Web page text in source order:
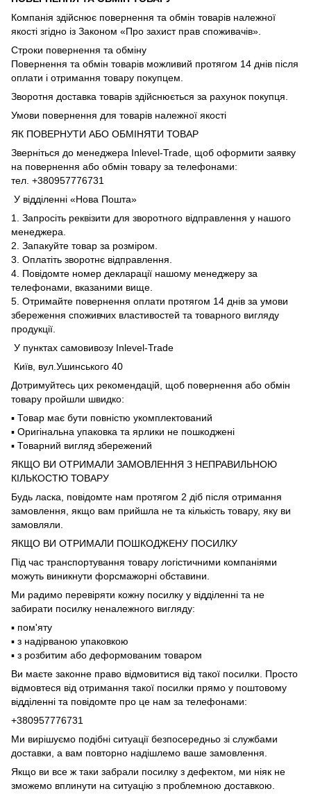
Компанія здійснює повернення та обмін товарів належної
якості згідно із Законом «Про захист прав споживачів».
Строки повернення та обміну
Повернення та обмін товарів можливий протягом 14 днів після
оплати і отримання товару покупцем.
Зворотня доставка товарів здійснюється за рахунок покупця.
Умови повернення для товарів належної якості
ЯК ПОВЕРНУТИ АБО ОБМІНЯТИ ТОВАР
Зверніться до менеджера Inlevel-Trade, щоб оформити заявку
на повернення або обмін товару за телефонами:
тел. +380957776731
У відділенні «Нова Пошта»
1. Запросіть реквізити для зворотного відправлення у нашого
менеджера.
2. Запакуйте товар за розміром.
3. Оплатіть зворотнє відправлення.
4. Повідомте номер декларації нашому менеджеру за
телефонами, вказаними вище.
5. Отримайте повернення оплати протягом 14 днів за умови
збереження споживчих властивостей та товарного вигляду
продукції.
У пунктах самовивозу Inlevel-Trade
Київ, вул.Ушинського 40
Дотримуйтесь цих рекомендацій, щоб повернення або обмін
товару пройшли швидко:
▪️ Товар має бути повністю укомплектований
▪️ Оригінальна упаковка та ярлики не пошкоджені
▪️ Товарний вигляд збережений
ЯКЩО ВИ ОТРИМАЛИ ЗАМОВЛЕННЯ З НЕПРАВИЛЬНОЮ
КІЛЬКОСТЮ ТОВАРУ
Будь ласка, повідомте нам протягом 2 діб після отримання
замовлення, якщо вам прийшла не та кількість товару, яку ви
замовляли.
ЯКЩО ВИ ОТРИМАЛИ ПОШКОДЖЕНУ ПОСИЛКУ
Під час транспортування товару логістичними компаніями
можуть виникнути форсмажорні обставини.
Ми радимо перевіряти кожну посилку у відділенні та не
забирати посилку неналежного вигляду:
▪️ пом'яту
▪️ з надірваною упаковкою
▪️ з розбитим або деформованим товаром
Ви маєте законне право відмовитися від такої посилки. Просто
відмовтеся від отримання такої посилки прямо у поштовому
відділенні та повідомте про це нам за телефонами:
+380957776731
Ми вирішуємо подібні ситуації безпосередньо зі службами
доставки, а вам повторно надішлемо ваше замовлення.
Якщо ви все ж таки забрали посилку з дефектом, ми ніяк не
зможемо вплинути на ситуацію з проблемною доставкою.